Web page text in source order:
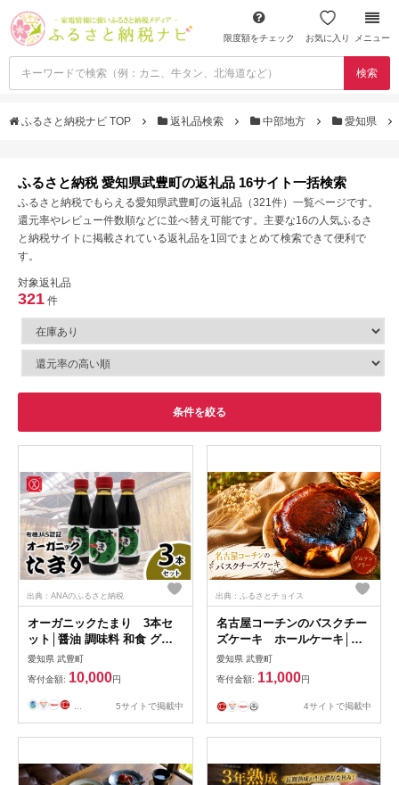
限度額をチェック お気に入り メニュー
検索
ふるさと納税ナビ TOP 返礼品検索 中部地方 愛知県
ふるさと納税 愛知県武豊町の返礼品 16サイト一括検索
ふるさと納税でもらえる愛知県武豊町の返礼品（321件）一覧ページです。
還元率やレビュー件数順などに並べ替え可能です。主要な16の人気ふるさ
と納税サイトに掲載されている返礼品を1回でまとめて検索できて便利で
す。
対象返礼品
321 件
条件を絞る
出典：ANAのふるさと納税
オーガニックたまり 3本セ
ット│醤油 調味料 和食 グル
テンフリー
愛知県 武豊町
寄付金額: 10,000円
... 5サイトで掲載中
出典：ふるさとチョイス
名古屋コーチンのバスクチー
ズケーキ ホールケーキ│ち
ーずけーき スイーツ デザー
ト
愛知県 武豊町
寄付金額: 11,000円
4サイトで掲載中